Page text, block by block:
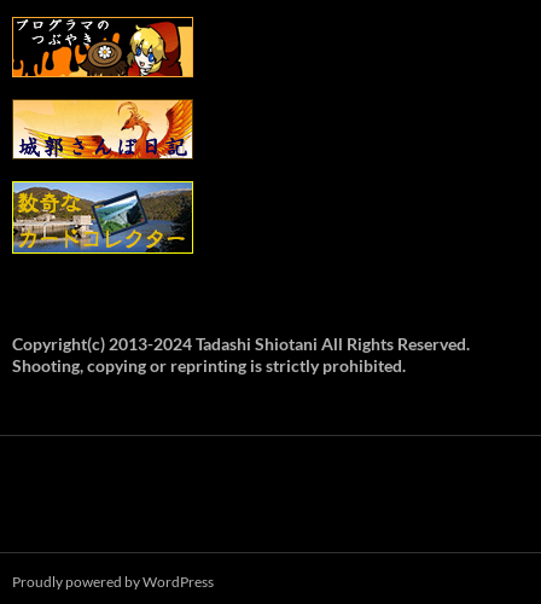
Copyright(c) 2013-2024 Tadashi Shiotani All Rights Reserved.
Shooting, copying or reprinting is strictly prohibited.
Proudly powered by WordPress